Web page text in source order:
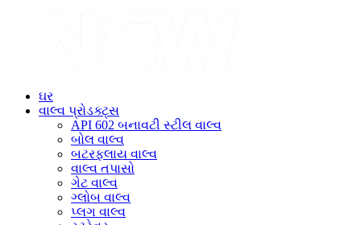
ઘર
વાલ્વ પ્રોડક્ટ્સ
API 602 બનાવટી સ્ટીલ વાલ્વ
બોલ વાલ્વ
બટરફ્લાય વાલ્વ
વાલ્વ તપાસો
ગેટ વાલ્વ
ગ્લોબ વાલ્વ
પ્લગ વાલ્વ